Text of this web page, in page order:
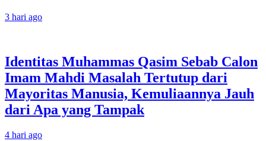
3 hari ago
Identitas Muhammas Qasim Sebab Calon
Imam Mahdi Masalah Tertutup dari
Mayoritas Manusia, Kemuliaannya Jauh
dari Apa yang Tampak
4 hari ago